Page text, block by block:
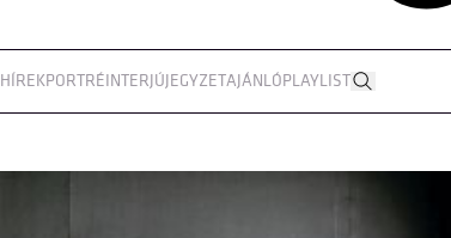
HÍREKPORTRÉINTERJÚJEGYZETAJÁNLÓPLAYLIST